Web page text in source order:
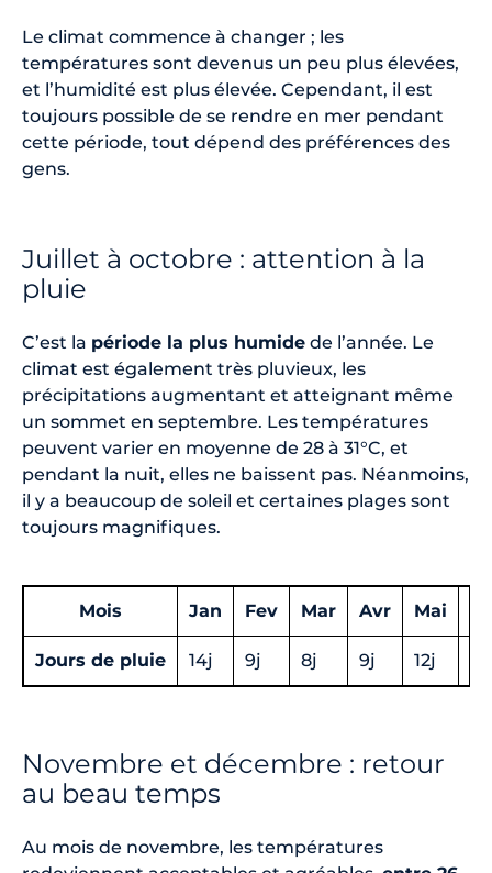
Le climat commence à changer ; les
températures sont devenus un peu plus élevées,
et l’humidité est plus élevée. Cependant, il est
toujours possible de se rendre en mer pendant
cette période, tout dépend des préférences des
gens.
Juillet à octobre : attention à la
pluie
C’est la période la plus humide de l’année. Le
climat est également très pluvieux, les
précipitations augmentant et atteignant même
un sommet en septembre. Les températures
peuvent varier en moyenne de 28 à 31°C, et
pendant la nuit, elles ne baissent pas. Néanmoins,
il y a beaucoup de soleil et certaines plages sont
toujours magnifiques.
Mois Jan Fev Mar Avr Mai
Jours de pluie 14j 9j 8j 9j 12j
Novembre et décembre : retour
au beau temps
Au mois de novembre, les températures